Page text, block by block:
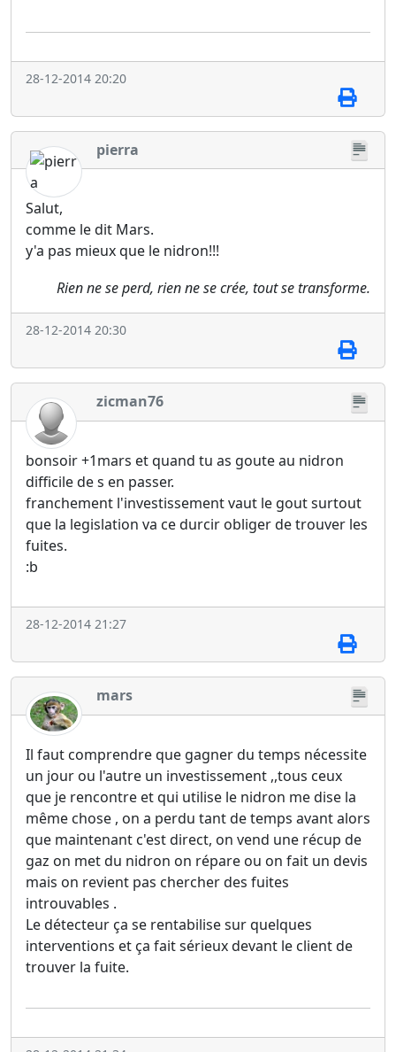
28-12-2014 20:20
pierra
Salut,
comme le dit Mars.
y'a pas mieux que le nidron!!!
Rien ne se perd, rien ne se crée, tout se transforme.
28-12-2014 20:30
zicman76
bonsoir +1mars et quand tu as goute au nidron
difficile de s en passer.
franchement l'investissement vaut le gout surtout
que la legislation va ce durcir obliger de trouver les
fuites.
:b
28-12-2014 21:27
mars
Il faut comprendre que gagner du temps nécessite
un jour ou l'autre un investissement ,,tous ceux
que je rencontre et qui utilise le nidron me dise la
même chose , on a perdu tant de temps avant alors
que maintenant c'est direct, on vend une récup de
gaz on met du nidron on répare ou on fait un devis
mais on revient pas chercher des fuites
introuvables .
Le détecteur ça se rentabilise sur quelques
interventions et ça fait sérieux devant le client de
trouver la fuite.